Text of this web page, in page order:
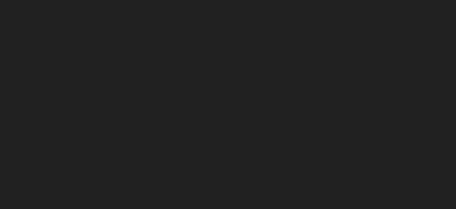
Pixel 10
Pixel 10 modelleri için beklenen